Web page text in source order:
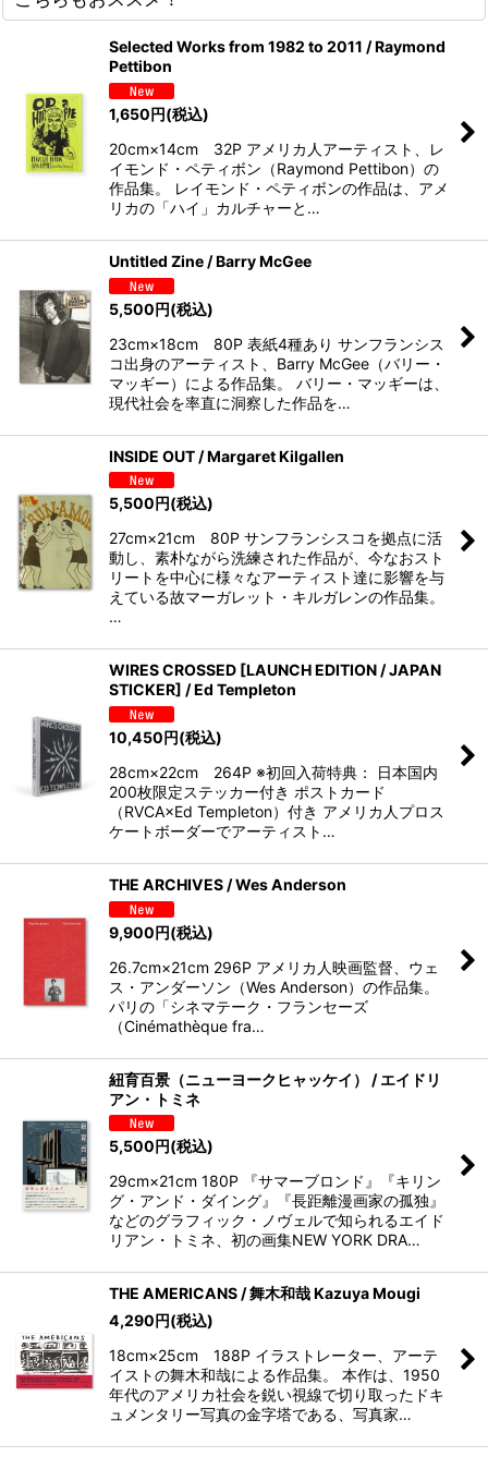
Selected Works from 1982 to 2011 / Raymond
Pettibon
1,650円(税込)
20cm×14cm 32P アメリカ人アーティスト、レ
イモンド・ペティボン（Raymond Pettibon）の
作品集。 レイモンド・ペティボンの作品は、アメ
リカの「ハイ」カルチャーと…
Untitled Zine / Barry McGee
5,500円(税込)
23cm×18cm 80P 表紙4種あり サンフランシス
コ出身のアーティスト、Barry McGee（バリー・
マッギー）による作品集。 バリー・マッギーは、
現代社会を率直に洞察した作品を…
INSIDE OUT / Margaret Kilgallen
5,500円(税込)
27cm×21cm 80P サンフランシスコを拠点に活
動し、素朴ながら洗練された作品が、今なおスト
リートを中心に様々なアーティスト達に影響を与
えている故マーガレット・キルガレンの作品集。
…
WIRES CROSSED [LAUNCH EDITION / JAPAN
STICKER] / Ed Templeton
10,450円(税込)
28cm×22cm 264P ※初回入荷特典： 日本国内
200枚限定ステッカー付き ポストカード
（RVCA×Ed Templeton）付き アメリカ人プロス
ケートボーダーでアーティスト…
THE ARCHIVES / Wes Anderson
9,900円(税込)
26.7cm×21cm 296P アメリカ人映画監督、ウェ
ス・アンダーソン（Wes Anderson）の作品集。
パリの「シネマテーク・フランセーズ
（Cinémathèque fra…
紐育百景（ニューヨークヒャッケイ） / エイドリ
アン・トミネ
5,500円(税込)
29cm×21cm 180P 『サマーブロンド』『キリン
グ・アンド・ダイング』『長距離漫画家の孤独』
などのグラフィック・ノヴェルで知られるエイド
リアン・トミネ、初の画集NEW YORK DRA…
THE AMERICANS / 舞木和哉 Kazuya Mougi
4,290円(税込)
18cm×25cm 188P イラストレーター、アーテ
イストの舞木和哉による作品集。 本作は、1950
年代のアメリカ社会を鋭い視線で切り取ったドキ
ュメンタリー写真の金字塔である、写真家…